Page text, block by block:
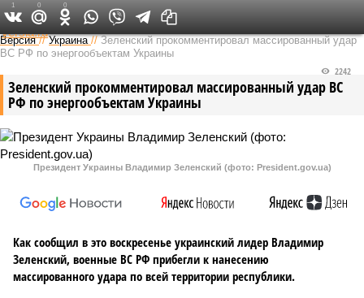
Федеральный выпуск
Версия //Украина //Зеленский прокомментировал массированный удар
ВС РФ по энергообъектам Украины
Зеленский прокомментировал массированный удар ВС
РФ по энергообъектам Украины
2242
Президент Украины Владимир Зеленский (фото: President.gov.ua)
Как сообщил в это воскресенье украинский лидер Владимир
Зеленский, военные ВС РФ прибегли к нанесению
массированного удара по всей территории республики.
1 0 0